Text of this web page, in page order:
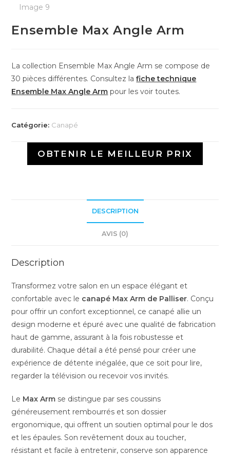
Ensemble Max Angle Arm
La collection Ensemble Max Angle Arm se compose de
30 pièces différentes. Consultez lafiche technique
Ensemble Max Angle Arm pour les voir toutes.
Catégorie: Canapé
OBTENIR LE MEILLEUR PRIX
DESCRIPTION
AVIS (0)
Description
Transformez votre salon en un espace élégant et
confortable avec le canapé Max Arm de Palliser. Conçu
pour offrir un confort exceptionnel, ce canapé allie un
design moderne et épuré avec une qualité de fabrication
haut de gamme, assurant à la fois robustesse et
durabilité. Chaque détail a été pensé pour créer une
expérience de détente inégalée, que ce soit pour lire,
regarder la télévision ou recevoir vos invités.
Le Max Arm se distingue par ses coussins
généreusement rembourrés et son dossier
ergonomique, qui offrent un soutien optimal pour le dos
et les épaules. Son revêtement doux au toucher,
résistant et facile à entretenir, conserve son apparence